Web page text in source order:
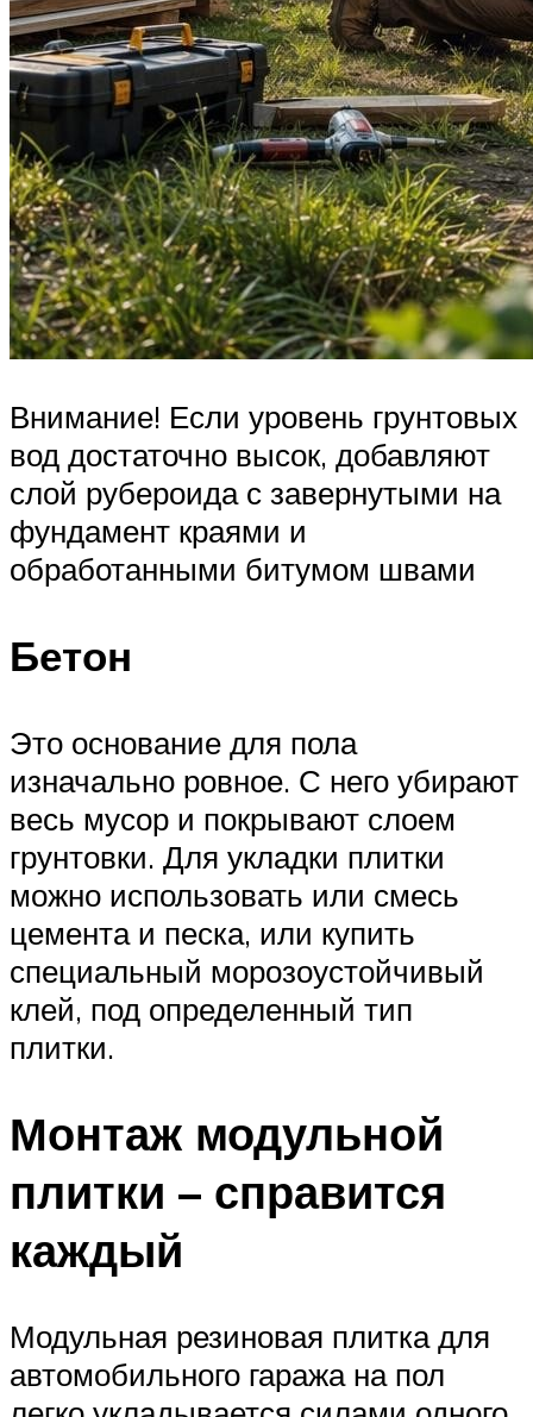
Внимание! Если уровень грунтовых
вод достаточно высок, добавляют
слой рубероида с завернутыми на
фундамент краями и
обработанными битумом швами
Бетон
Это основание для пола
изначально ровное. С него убирают
весь мусор и покрывают слоем
грунтовки. Для укладки плитки
можно использовать или смесь
цемента и песка, или купить
специальный морозоустойчивый
клей, под определенный тип
плитки.
Монтаж модульной
плитки – справится
каждый
Модульная резиновая плитка для
автомобильного гаража на пол